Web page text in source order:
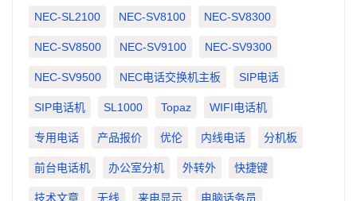
NEC-SL2100 NEC-SV8100 NEC-SV8300
NEC-SV8500 NEC-SV9100 NEC-SV9300
NEC-SV9500 NEC电话交换机主板 SIP电话
SIP电话机 SL1000 Topaz WIFI电话机
专用电话 产品报价 优伦 内线电话 分机板
前台电话机 办公室分机 外转外 快捷键
技术文章 无线 来电显示 电脑话务员